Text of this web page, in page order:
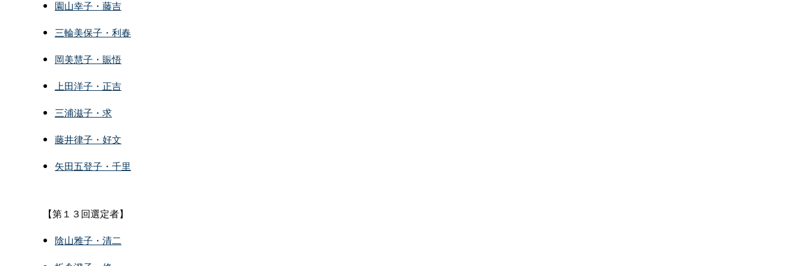
園山幸子・藤吉
三輪美保子・利春
岡美慧子・賑悟
上田洋子・正吉
三浦滋子・求
藤井律子・好文
矢田五登子・千里
【第１３回選定者】
陰山雅子・清二